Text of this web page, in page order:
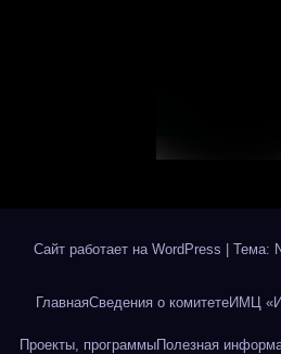
Сайт работает на WordPress Тема:
ГлавнаяСведения о комитетеИМЦ
Проекты, программыПолезная